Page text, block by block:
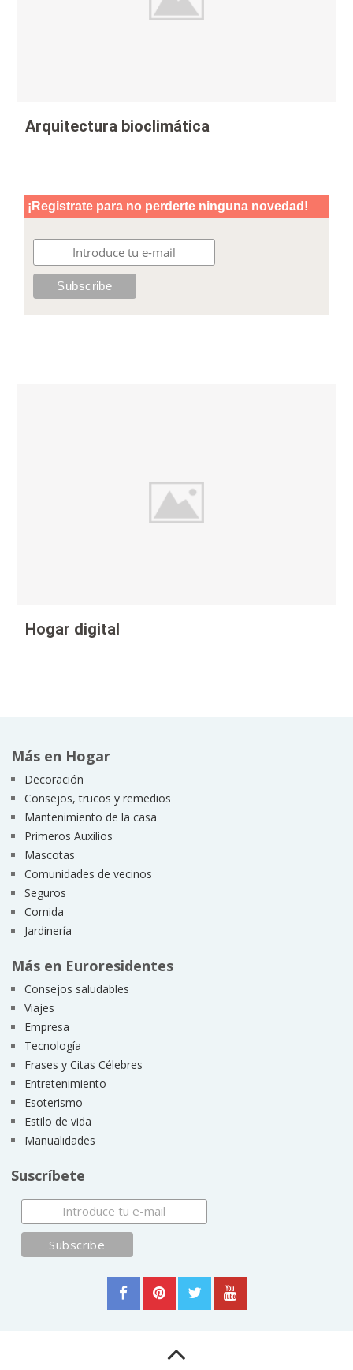
Arquitectura bioclimática
Hogar digital
Más en Hogar
Decoración
Consejos, trucos y remedios
Mantenimiento de la casa
Primeros Auxilios
Mascotas
Comunidades de vecinos
Seguros
Comida
Jardinería
Más en Euroresidentes
Consejos saludables
Viajes
Empresa
Tecnología
Frases y Citas Célebres
Entretenimiento
Esoterismo
Estilo de vida
Manualidades
Suscríbete